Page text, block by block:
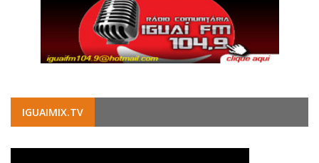
IGUAIMIX.TV